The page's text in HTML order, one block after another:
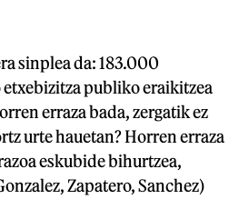
sinplea da: 183.000
publiko eraikitzea
erraza bada, zergatik ez
urte hauetan? Horren erraza
eskubide bihurtzea,
Zapatero, Sanchez)